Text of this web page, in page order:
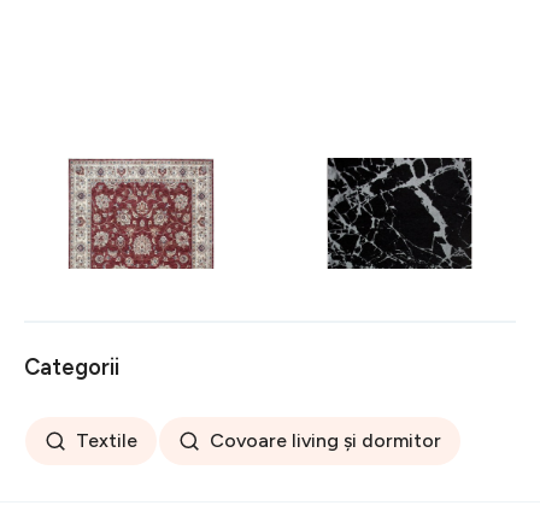
Covor rezistent Eko, ALT
05 - Red, Ivory, 100%
poliester, 80 x 150 cm
256 lei
Covor rezistent SM 21 -
Black, Silver XW, 80x300
441 lei
Categorii
Textile Covoare living și dormitor